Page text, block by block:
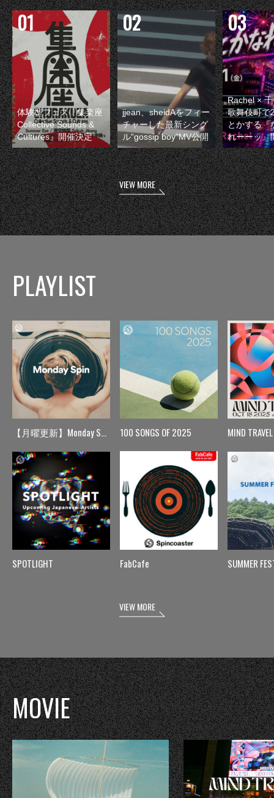
体験型フェス『集楽座
Collective Sounds &
Cultures』開催決定
jjean、sheidAをフィー
チャーした最新シング
ル“gossip boy”MV公開
Rachel ×
歌舞伎町で
とかする『
れーーッ』
VIEW MORE
PLAYLIST
【月曜更新】Monday Spin
SPOTLIGHT
100 SONGS OF 2025
FabCafe
MIND TRAVEL
SUMMER
VIEW MORE
MOVIE